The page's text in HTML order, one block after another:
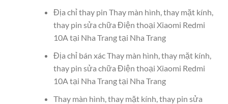
Địa chỉ thay pin Thay màn hình, thay mặt kính,
thay pin sửa chữa Điện thoại Xiaomi Redmi
10A tại Nha Trang tại Nha Trang
Địa chỉ bán xác Thay màn hình, thay mặt kính,
thay pin sửa chữa Điện thoại Xiaomi Redmi
10A tại Nha Trang tại Nha Trang
Thay màn hình, thay mặt kính, thay pin sửa